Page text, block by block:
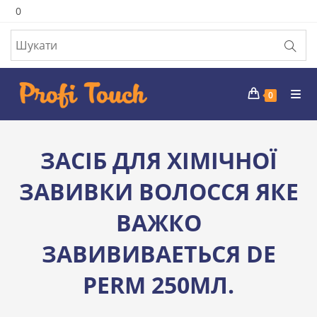
Перейти
вмісту
0
0
ЗАСІБ ДЛЯ ХІМІЧНОЇ
ЗАВИВКИ ВОЛОССЯ ЯКЕ
ВАЖКО
ЗАВИВИВАЕТЬСЯ DE
PERM 250МЛ.